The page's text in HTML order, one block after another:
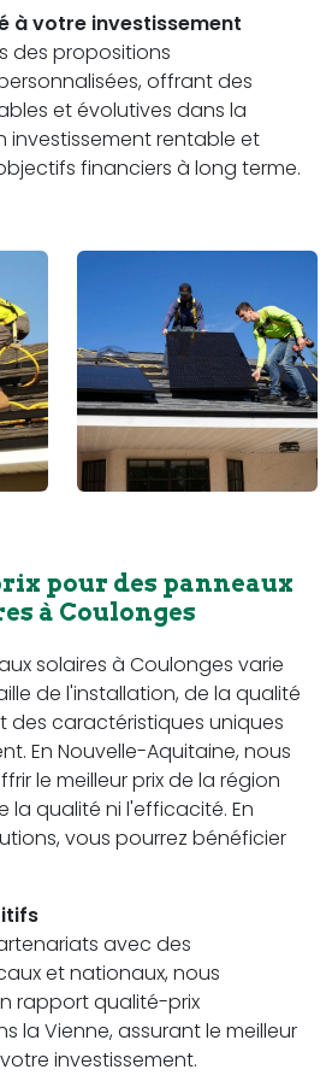
à votre investissement
des propositions
offrant des
et évolutives dans la
investissement rentable et
financiers à long terme.
pour des panneaux
à Coulonges
solaires à Coulonges varie
de l'installation, de la qualité
des caractéristiques uniques
En Nouvelle-Aquitaine, nous
le meilleur prix de la région
la qualité ni l'efficacité. En
vous pourrez bénéficier
avec des
et nationaux, nous
rapport qualité-prix
la Vienne, assurant le meilleur
investissement.